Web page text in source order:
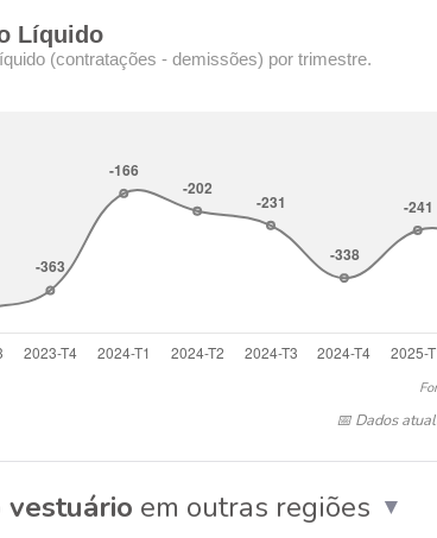
Líquido
(contratações - demissões) por trimestre.
📅 Dados
vestuário em outras regiões ▼